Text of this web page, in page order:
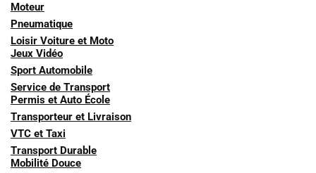
Moteur
Pneumatique
Loisir Voiture et Moto
Jeux Vidéo
Sport Automobile
Service de Transport
Permis et Auto École
Transporteur et Livraison
VTC et Taxi
Transport Durable
Mobilité Douce